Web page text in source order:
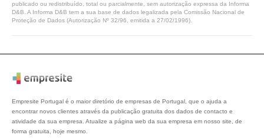
publicado ou redistribuído, total ou parcialmente, sem autorização expressa da Informa
D&B. A Informa D&B tem a sua base de dados legalizada pela Comissão Nacional de
Proteção de Dados (Autorização Nº 32/96, emitida a 27/02/1996).
Empresite Portugal é o maior diretório de empresas de Portugal, que o ajuda a
encontrar novos clientes através da publicação gratuita dos dados de contacto e
atividade da sua empresa. Atualize a página web da sua empresa em nosso site, de
forma gratuita, hoje mesmo.